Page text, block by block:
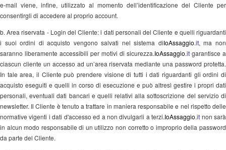
e-mail viene, infine, utilizzato al momento dell’identificazione del Cliente per
consentirgli di accedere al proprio account.
b. Area riservata - Login del Cliente: i dati personali del Cliente e quelli riguardanti
i suoi ordini di acquisto vengono salvati nel sistema diIoAssaggio.it, ma non
saranno liberamente accessibili per motivi di sicurezza.IoAssaggio.it garantisce a
ciascun cliente un accesso ad un’area riservata mediante una password protetta.
In tale area, il Cliente può prendere visione di tutti i dati riguardanti gli ordini di
acquisto eseguiti e quelli in corso di esecuzione e può altresì gestire i propri dati
personali, eventuali dati bancari e quelli relativi alla sottoscrizione del servizio di
newsletter. Il Cliente è tenuto a trattare in maniera responsabile e nel rispetto delle
normative vigenti i dati d'accesso ed a non divulgarli a terzi.IoAssaggio.it non sarà
in alcun modo responsabile di un utilizzo non corretto o improprio della password
da parte del Cliente.